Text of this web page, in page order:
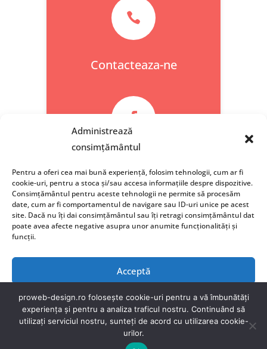
Administrează
consimțământul
Pentru a oferi cea mai bună experiență, folosim tehnologii, cum ar fi
cookie-uri, pentru a stoca și/sau accesa informațiile despre dispozitive.
Consimțământul pentru aceste tehnologii ne permite să procesăm
date, cum ar fi comportamentul de navigare sau ID-uri unice pe acest
site. Dacă nu îți dai consimțământul sau îți retragi consimțământul dat
poate avea afecte negative asupra unor anumite funcționalități și
funcții.
Acceptă
Refuză
Vezi preferințele

Contacteaza-ne

Facebook
Politica de Confidențialitate (GDPR)
Politica de Cookie-uri
proweb-design.ro folosește cookie-uri pentru a vă îmbunătăți
experiența și pentru a analiza traficul nostru. Continuând să
utilizați serviciul nostru, sunteți de acord cu utilizarea cookie-
urilor.
Buna! Doresti detalii? Contacteaza-ne!